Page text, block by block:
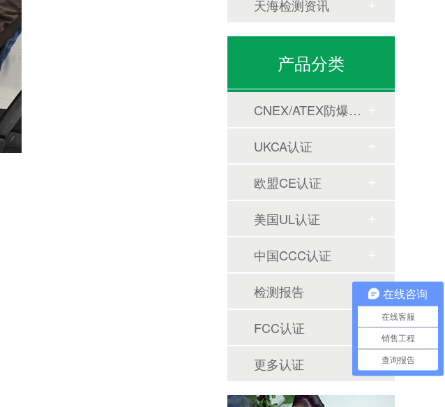
天海检测资讯
产品分类
CNEX/ATEX防爆合格证
UKCA认证
欧盟CE认证
美国UL认证
中国CCC认证
检测报告
FCC认证
更多认证
在线咨询
在线客服
销售工程
查询报告